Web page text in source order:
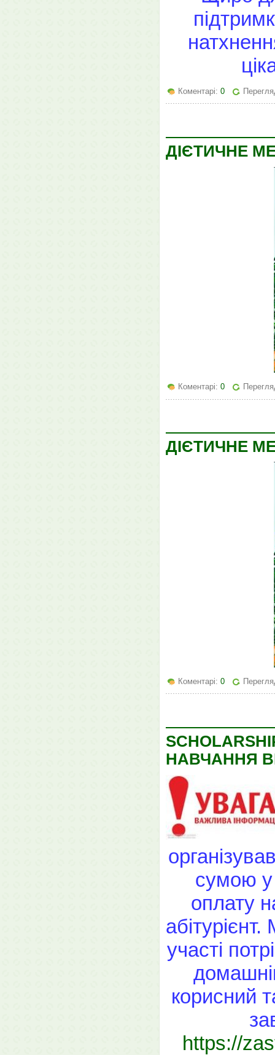
Коментарі: 0
ДІЄТИЧНЕ
Коментарі: 0
ДІЄТИЧНЕ
Коментарі: 0
НАВЧАННЯ
сумою у
оплату
участі
корисний
https://